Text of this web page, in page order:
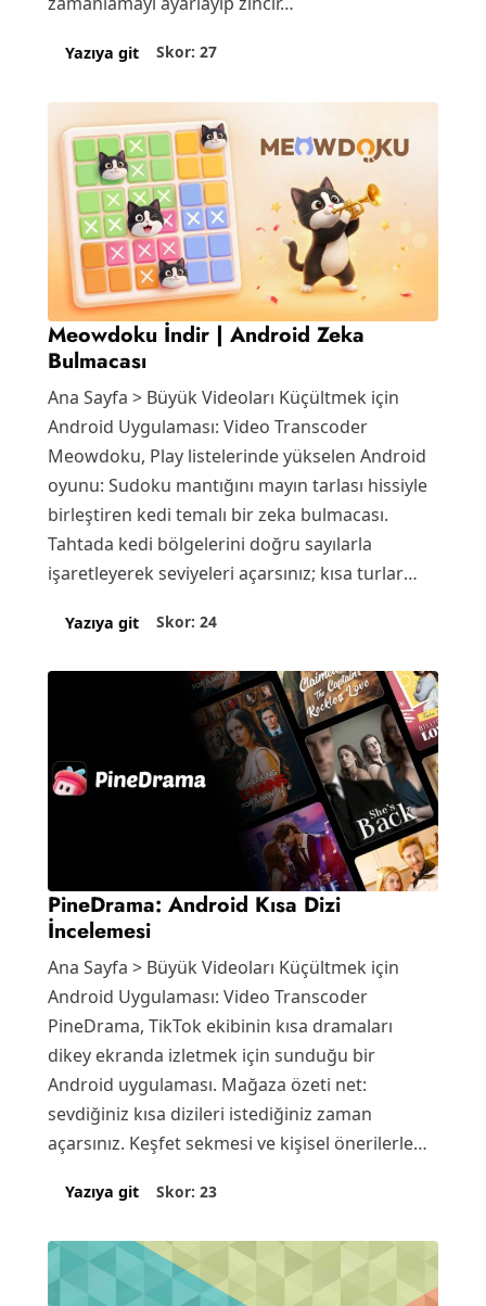
Yazıya git Skor: 27
Meowdoku İndir | Android Zeka
Bulmacası
Ana Sayfa > Büyük Videoları Küçültmek için
Android Uygulaması: Video Transcoder
Meowdoku, Play listelerinde yükselen Android
oyunu: Sudoku mantığını mayın tarlası hissiyle
birleştiren kedi temalı bir zeka bulmacası.
Tahtada kedi bölgelerini doğru sayılarla
işaretleyerek seviyeleri açarsınız; kısa turlar
Yazıya git Skor: 24
PineDrama: Android Kısa Dizi
İncelemesi
Ana Sayfa > Büyük Videoları Küçültmek için
Android Uygulaması: Video Transcoder
PineDrama, TikTok ekibinin kısa dramaları
dikey ekranda izletmek için sunduğu bir
Android uygulaması. Mağaza özeti net:
sevdiğiniz kısa dizileri istediğiniz zaman
açarsınız. Keşfet sekmesi ve kişisel önerilerle
Yazıya git Skor: 23